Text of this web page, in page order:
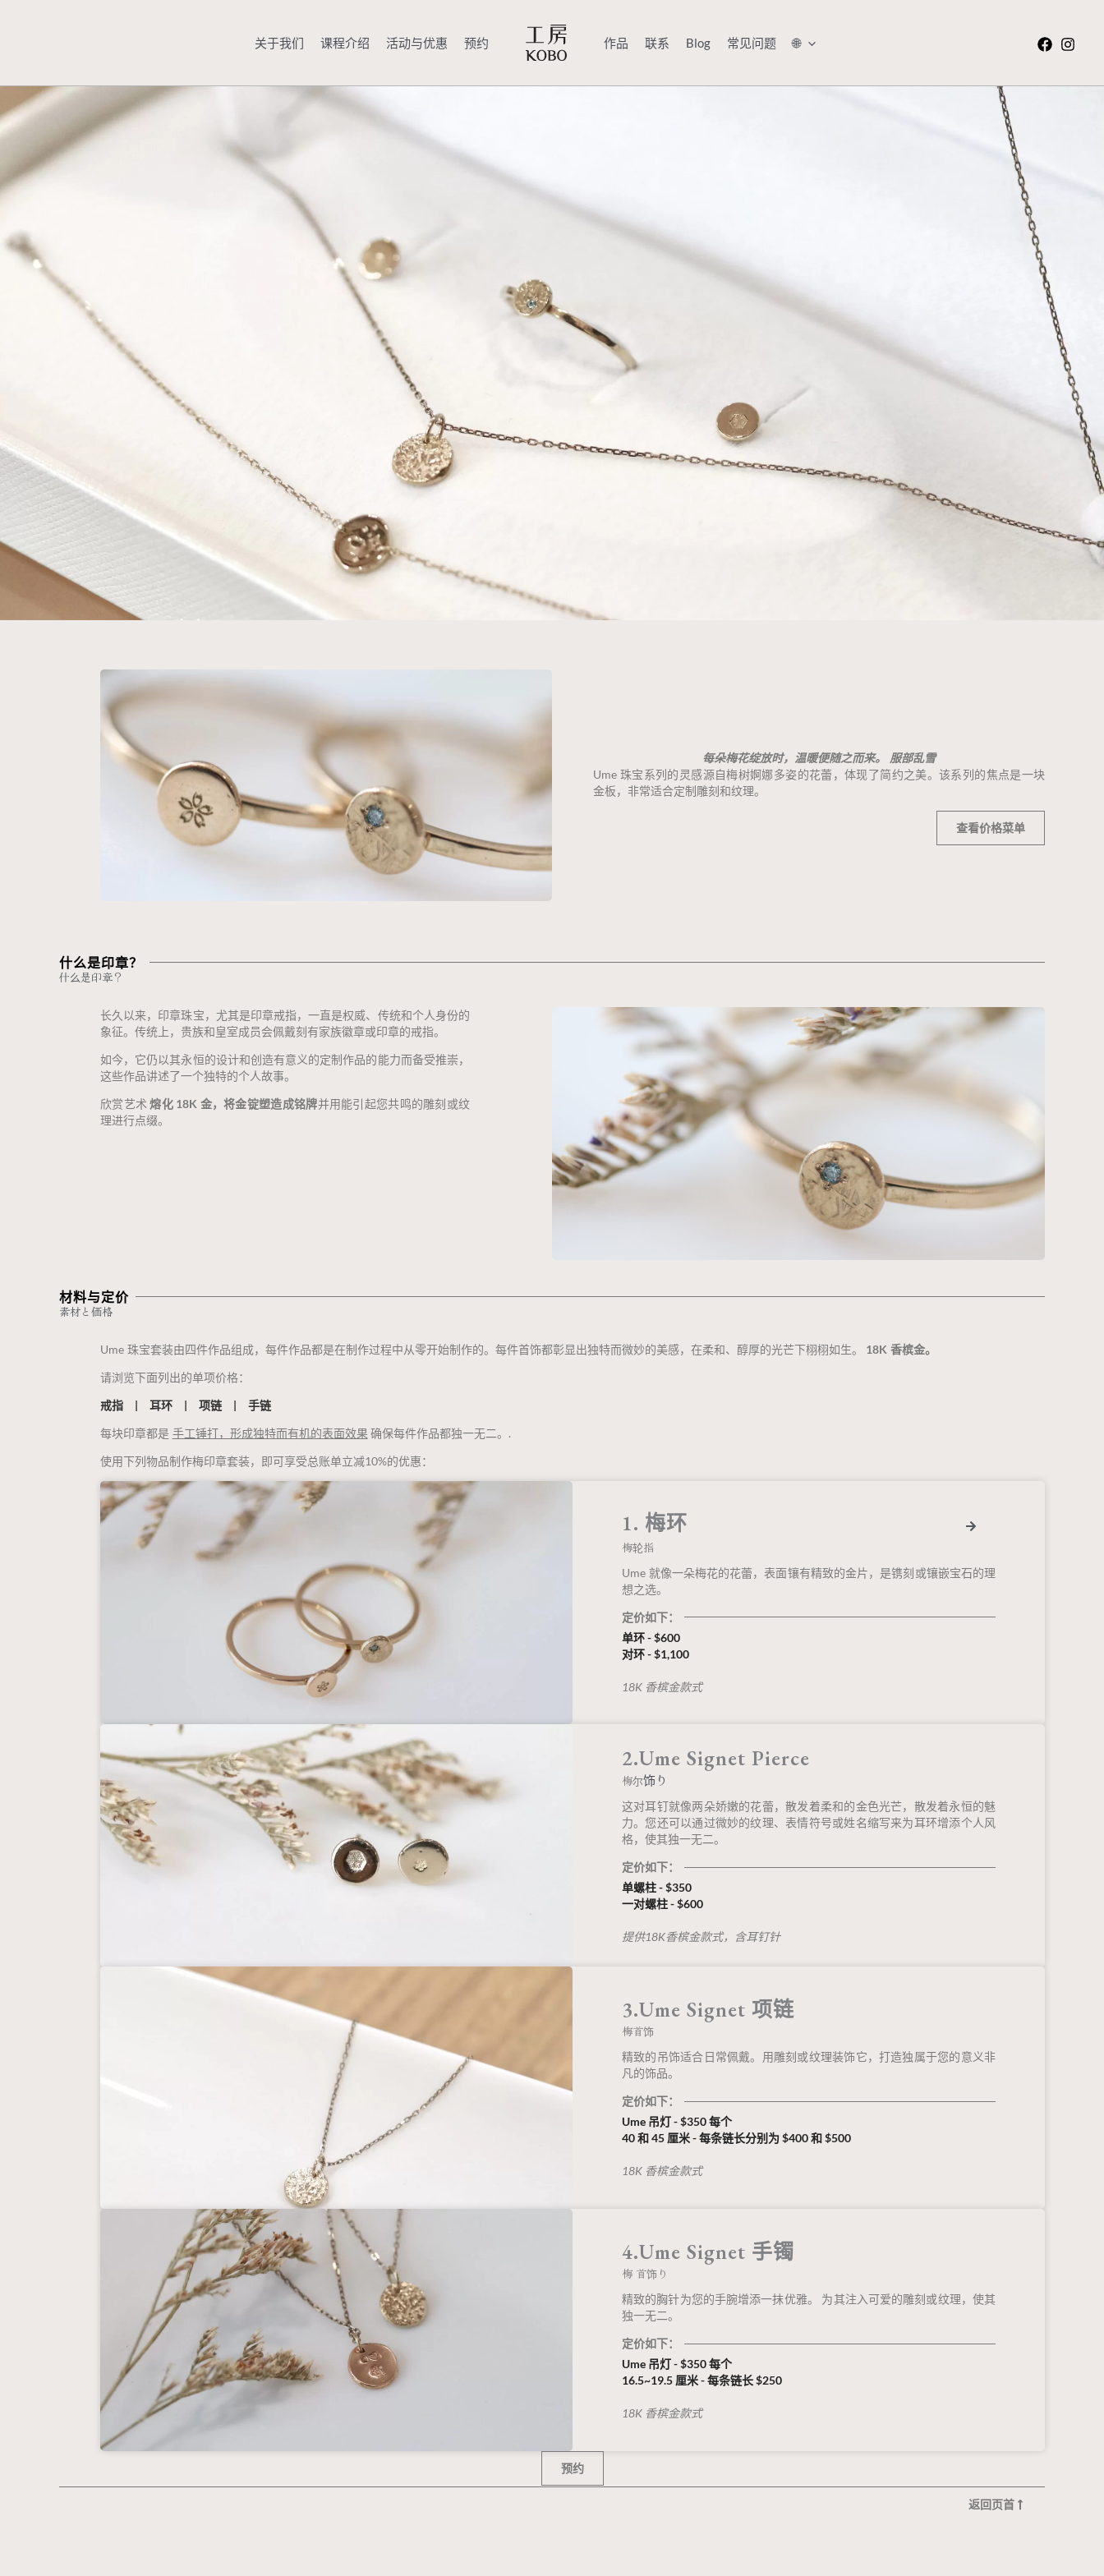
关于我们 课程介绍 活动与优惠 预约 作品 联系 Blog 常见问题 🌐
-3~4小时
环，每枚饰板都承载
着专属于佩戴者的独
特寓意。.
预约
每朵梅花绽放时，温暖便随之而来。 服部乱雪
Ume 珠宝系列的灵感源自梅树婀娜多姿的花蕾，体现了简约之美。该系列的焦点是一块
金板，非常适合定制雕刻和纹理。
查看价格菜单
什么是印章？
什么是印章？
长久以来，印章珠宝，尤其是印章戒指，一直是权威、传统和个人身份的
象征。传统上，贵族和皇室成员会佩戴刻有家族徽章或印章的戒指。
如今，它仍以其永恒的设计和创造有意义的定制作品的能力而备受推崇，
这些作品讲述了一个独特的个人故事。
欣赏艺术熔化 18K 金，将金锭塑造成铭牌并用能引起您共鸣的雕刻或纹
理进行点缀。
材料与定价
素材と価格
Ume 珠宝套装由四件作品组成，每件作品都是在制作过程中从零开始制作的。每件首饰都彰显出独特而微妙的美感，在柔和、醇厚的光芒下栩栩如生。 18K 香槟金。
请浏览下面列出的单项价格：
戒指 | 耳环 | 项链 | 手链
每块印章都是 手工锤打，形成独特而有机的表面效果 确保每件作品都独一无二。.
使用下列物品制作梅印章套装，即可享受总账单立减10%的优惠：
1. 梅环
梅轮指
Ume 就像一朵梅花的花蕾，表面镶有精致的金片，是镌刻或镶嵌宝石的理
想之选。
定价如下：
单环 - $600
对环 - $1,100
18K 香槟金款式
2.Ume Signet Pierce
梅尔饰り
这对耳钉就像两朵娇嫩的花蕾，散发着柔和的金色光芒，散发着永恒的魅
力。您还可以通过微妙的纹理、表情符号或姓名缩写来为耳环增添个人风
格，使其独一无二。
定价如下：
单螺柱 - $350
一对螺柱 - $600
提供18K香槟金款式，含耳钉针
3.Ume Signet 项链
梅首饰
精致的吊饰适合日常佩戴。用雕刻或纹理装饰它，打造独属于您的意义非
凡的饰品。
定价如下：
Ume 吊灯 - $350 每个
40 和 45 厘米 - 每条链长分别为 $400 和 $500
18K 香槟金款式
4.Ume Signet 手镯
梅 首饰り
精致的胸针为您的手腕增添一抹优雅。 为其注入可爱的雕刻或纹理，使其
独一无二。
定价如下：
Ume 吊灯 - $350 每个
16.5~19.5 厘米 - 每条链长 $250
18K 香槟金款式
预约
返回页首